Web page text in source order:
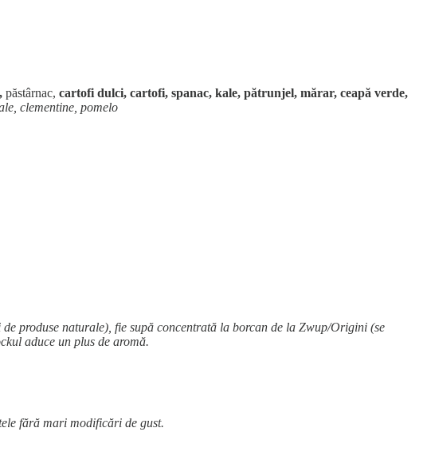
păstârnac, cartofi dulci, cartofi, spanac, kale, pătrunjel, mărar, ceapă verde,
clementine, pomelo
produse naturale), fie supă concentrată la borcan de la Zwup/Origini (se
aduce un plus de aromă.
fără mari modificări de gust.